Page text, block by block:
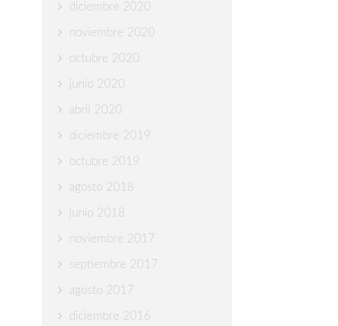
diciembre 2020
noviembre 2020
octubre 2020
junio 2020
abril 2020
diciembre 2019
octubre 2019
agosto 2018
junio 2018
noviembre 2017
septiembre 2017
agosto 2017
diciembre 2016